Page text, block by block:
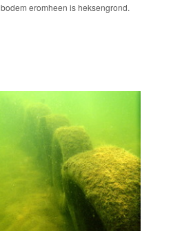
bodem eromheen is heksengrond.